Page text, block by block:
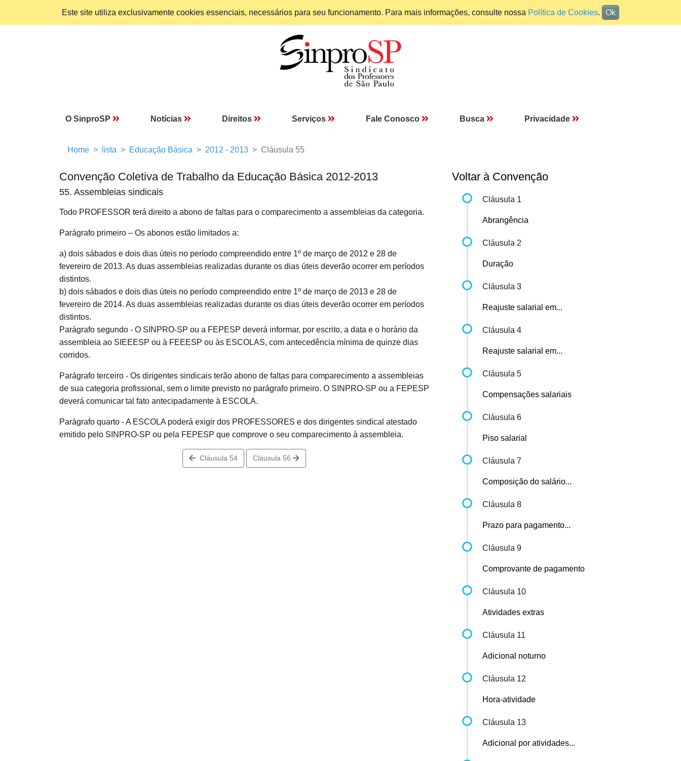
Este site utiliza exclusivamente cookies essenciais, necessários para seu funcionamento. Para mais informações, consulte nossa Política de Cookies. Ok
O SinproSP Notícias Direitos Serviços Fale Conosco Busca Privacidade
Home lista Educação Básica 2012 - 2013 Cláusula 55
Convenção Coletiva de Trabalho da Educação Básica 2012-2013
55. Assembleias sindicais
Todo PROFESSOR terá direito a abono de faltas para o comparecimento a assembleias da categoria.
Parágrafo primeiro – Os abonos estão limitados a:
a) dois sábados e dois dias úteis no período compreendido entre 1º de março de 2012 e 28 de
fevereiro de 2013. As duas assembleias realizadas durante os dias úteis deverão ocorrer em períodos
distintos.
b) dois sábados e dois dias úteis no período compreendido entre 1º de março de 2013 e 28 de
fevereiro de 2014. As duas assembleias realizadas durante os dias úteis deverão ocorrer em períodos
distintos.
Parágrafo segundo - O SINPRO-SP ou a FEPESP deverá informar, por escrito, a data e o horário da
assembleia ao SIEEESP ou à FEEESP ou às ESCOLAS, com antecedência mínima de quinze dias
corridos.
Parágrafo terceiro - Os dirigentes sindicais terão abono de faltas para comparecimento a assembleias
de sua categoria profissional, sem o limite previsto no parágrafo primeiro. O SINPRO-SP ou a FEPESP
deverá comunicar tal fato antecipadamente à ESCOLA.
Parágrafo quarto - A ESCOLA poderá exigir dos PROFESSORES e dos dirigentes sindical atestado
emitido pelo SINPRO-SP ou pela FEPESP que comprove o seu comparecimento à assembleia.
Cláusula 54 Cláusula 56
Voltar à Convenção
Cláusula 1
Abrangência
Cláusula 2
Duração
Cláusula 3
Reajuste salarial em...
Cláusula 4
Reajuste salarial em...
Cláusula 5
Compensações salariais
Cláusula 6
Piso salarial
Cláusula 7
Composição do salário...
Cláusula 8
Prazo para pagamento...
Cláusula 9
Comprovante de pagamento
Cláusula 10
Atividades extras
Cláusula 11
Adicional noturno
Cláusula 12
Hora-atividade
Cláusula 13
Adicional por atividades...